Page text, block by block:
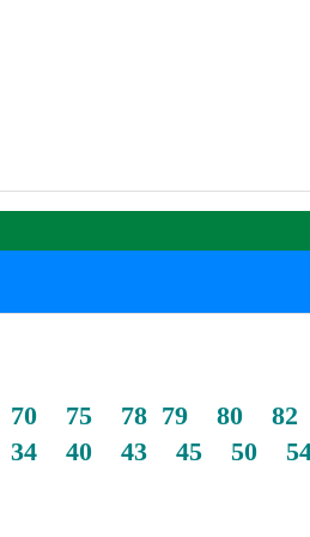
75 78 79 80
40 43 45 50